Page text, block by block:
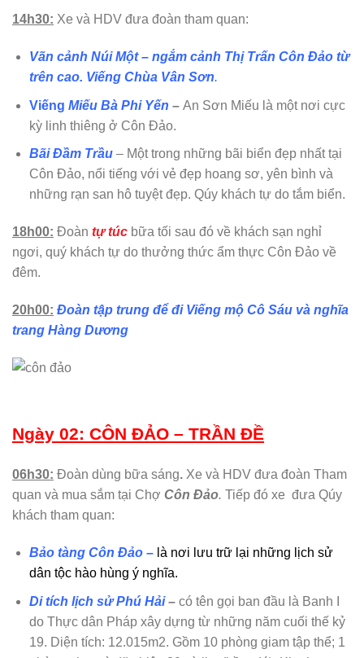
14h30: Xe và HDV đưa đoàn tham quan:
Vãn cảnh Núi Một – ngắm cảnh Thị Trấn Côn Đảo từ
trên cao. Viếng Chùa Vân Sơn.
Viếng Miếu Bà Phi Yến –An Sơn Miếu là một nơi cực
kỳ linh thiêng ở Côn Đảo.
Bãi Đầm Trầu– Một trong những bãi biển đẹp nhất tại
Côn Đảo, nổi tiếng với vẻ đẹp hoang sơ, yên bình và
những rạn san hô tuyệt đẹp. Qúy khách tự do tắm biển.
18h00: Đoàn tự túc bữa tối sau đó về khách sạn nghỉ
ngơi, quý khách tự do thưởng thức ẩm thực Côn Đảo về
đêm.
20h00: Đoàn tập trung để đi Viếng mộ Cô Sáu và nghĩa
trang Hàng Dương
Ngày 02: CÔN ĐẢO – TRẦN ĐỀ
06h30: Đoàn dùng bữa sáng. Xe và HDV đưa đoàn Tham
quan và mua sắm tại Chợ Côn Đảo. Tiếp đó xe đưa Qúy
khách tham quan:
Bảo tàng Côn Đảo – là nơi lưu trữ lại những lịch sử
dân tộc hào hùng ý nghĩa.
Di tích lịch sử Phú Hải –có tên gọi ban đầu là Banh I
do Thực dân Pháp xây dựng từ những năm cuối thế kỷ
19. Diện tích: 12.015m2. Gồm 10 phòng giam tập thể; 1